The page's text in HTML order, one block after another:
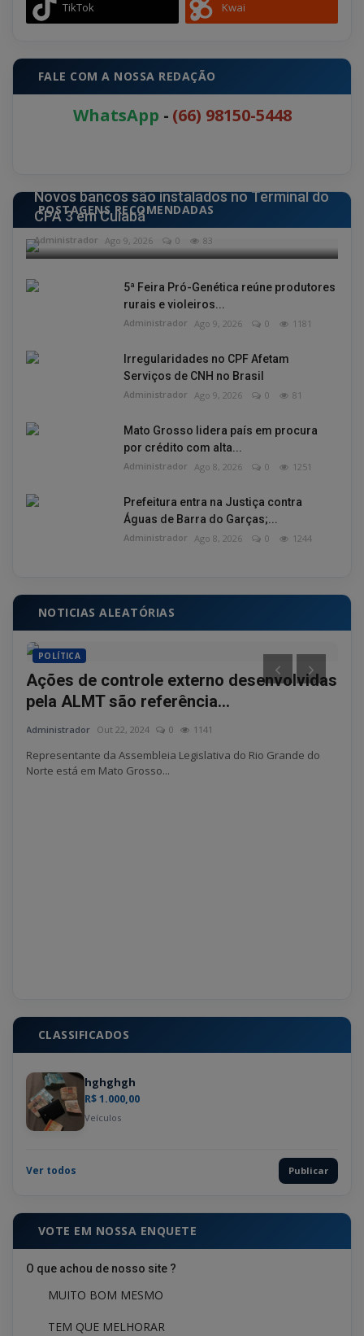
TikTok Kwai
FALE COM A NOSSA REDAÇÃO
WhatsApp - (66) 98150-5448
POSTAGENS RECOMENDADAS
Novos bancos são instalados no Terminal do
CPA 3 em Cuiabá
Administrador Ago 9, 2026 0 83
5ª Feira Pró-Genética reúne produtores
rurais e violeiros...
Administrador Ago 9, 2026 0 1181
Irregularidades no CPF Afetam
Serviços de CNH no Brasil
Administrador Ago 9, 2026 0 81
Mato Grosso lidera país em procura
por crédito com alta...
Administrador Ago 8, 2026 0 1251
Prefeitura entra na Justiça contra
Águas de Barra do Garças;...
Administrador Ago 8, 2026 0 1244
NOTICIAS ALEATÓRIAS
POLÍTICA
Ações de controle externo desenvolvidas
pela ALMT são referência...
Administrador Out 22, 2024 0 1141
Representante da Assembleia Legislativa do Rio Grande do
Norte está em Mato Grosso...
CLASSIFICADOS
hghghgh
R$ 1.000,00
Veículos
Ver todos Publicar
VOTE EM NOSSA ENQUETE
O que achou de nosso site ?
MUITO BOM MESMO
TEM QUE MELHORAR